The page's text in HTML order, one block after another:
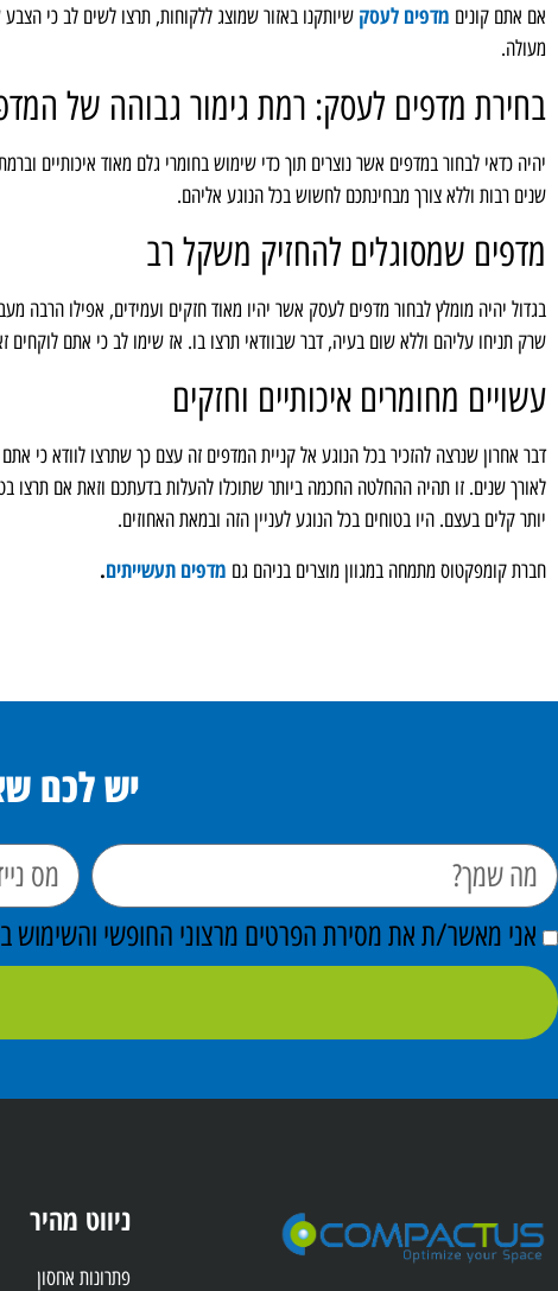
אם אתם קונים מדפים לעסק שיותקנו באזור שמוצג ללקוחות, תרצו לשים לב כי
מעולה.
בחירת מדפים לעסק: רמת גימור גבוהה של
יהיה כדאי לבחור במדפים אשר נוצרים תוך כדי שימוש בחומרי גלם מאוד איכותיים
שנים רבות וללא צורך מבחינתכם לחשוש בכל הנוגע אליהם.
מדפים שמסוגלים להחזיק משקל רב
בגדול יהיה מומלץ לבחור מדפים לעסק אשר יהיו מאוד חזקים ועמידים, אפילו הרבה
שרק תניחו עליהם וללא שום בעיה, דבר שבוודאי תרצו בו. אז שימו לב כי אתם
עשויים מחומרים איכותיים וחזקים
דבר אחרון שנרצה להזכיר בכל הנוגע אל קניית המדפים זה עצם כך שתרצו לוודא כי
לאורך שנים. זו תהיה ההחלטה החכמה ביותר שתוכלו להעלות בדעתכם וזאת אם
יותר קלים בעצם. היו בטוחים בכל הנוגע לעניין הזה ובמאת האחוזים.
חברת קומפקטוס מתמחה במגוון מוצרים בניהם גם מדפים תעשייתים.
יש לכם
אני מאשר/ת את מסירת הפרטים מרצוני החופשי והשימוש
ניווט מהיר
פתרונות אחסון